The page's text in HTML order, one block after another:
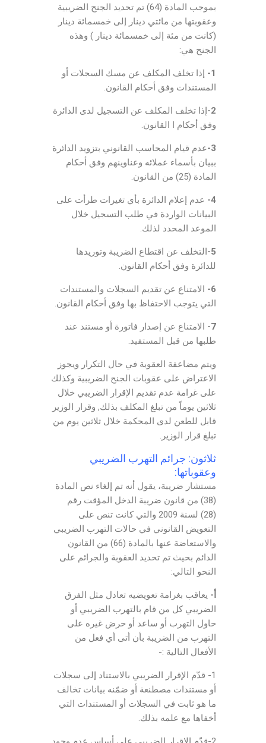
بموجب المادة (64) تم تحديد الجنح الضريبية
وعقوبتها من مائتي دينار إلى خمسمائة دينار
(كانت من مئة إلى خمسمائة دينار ) وهذه
الجنح هي:
1-
إذا تخلف المكلف عن مسك السجلات أو
المستندات وفق أحكام القانون.
2- إذا تخلف المكلف عن التسجيل لدى الدائرة
وفق أحكام ا القانون.
3- عدم قيام المحاسب القانوني بتزويد الدائرة
ببيان بأسماء عملائه وعناوينهم وفق أحكام
المادة (25) من القانون.
4-
عدم إعلام الدائرة بأي تغيرات طرأت على
البيانات الواردة في طلب التسجيل خلال
الموعد المحدد لذلك.
5- التخلف عن اقتطاع الضريبة وتوريدها
للدائرة وفق أحكام القانون.
6-
الامتناع عن تقديم السجلات والمستندات
التي يتوجب الاحتفاظ بها وفق أحكام القانون.
7-
الامتناع عن إصدار فاتورة أو مستند عند
طلبها من قبل المستفيد.
ويتم مضاعفة العقوبة في حال التكرار ويجوز
الاعتراض على عقوبات الجنح الضريبية وكذلك
على غرامة عدم تقديم الإقرار الضريبي خلال
ثلاثين يوماً من تبلغ المكلف بذلك, وقرار الوزير
قابل للطعن لدى المحكمة خلال ثلاثين يوم من
تبلغ قرار الوزير.
ثلاثون: جرائم التهرب الضريبي
وعقوباتها:
مستشار ضريبة، يقول أنه تم إلغاء نص المادة
(38) من قانون ضريبة الدخل المؤقت رقم
(28) لسنة 2009 والتي كانت تنص على
التعويض القانوني في حالات التهرب الضريبي
والاستعاضة عنها بالمادة (66) من القانون
الدائم بحيث تم تحديد العقوبة والجرائم على
النحو التالي:
أ- يعاقب بغرامة تعويضيه تعادل مثل الفرق
الضريبي كل من قام بالتهرب الضريبي أو
حاول التهرب أو ساعد أو حرض غيره على
التهرب من الضريبة بأن أتى أي فعل من
الأفعال التالية :-
1- قدّم الإقرار الضريبي بالاستناد إلى سجلات
أو مستندات مصطنعة أو ضمّنه بيانات تخالف
ما هو ثابت في السجلات أو المستندات التي
أخفاها مع علمه بذلك.